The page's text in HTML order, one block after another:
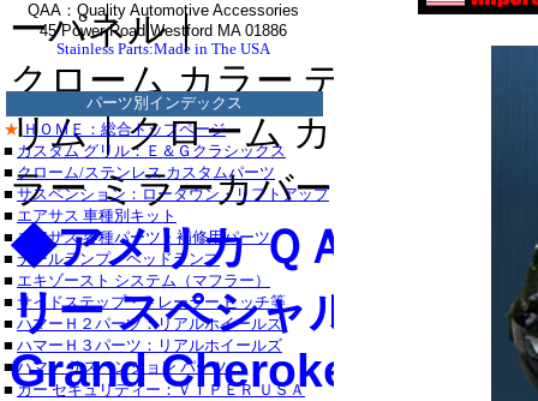
ダッジ_マグナ
シボレ
キャデラック_
キャデラック_
フォード
リンカーン_ナ
QAA：Quality Automotive Accessories
45 Power Road Westford MA 01886
Stainless Parts:Made in The USA
パーツ別インデックス
★ ＨＯＭＥ：総合トップページ
■ カスタム グリル：Ｅ＆Ｇクラシックス
■ クローム/ステンレス カスタムパーツ
■ サスペンション：ローダウン・リフトアップ
■ エアサス 車種別キット
■エアサス 各種パーツ・補修用パーツ
■ テールランプ・ヘッドランプ
■ エキゾースト システム（マフラー）
■ サイドステップ・トレーラー ヒッチ等
■ ハマーＨ２パーツ：リアルホイールズ
■ ハマーＨ３パーツ：リアルホイールズ
■ ハマー サスペンション パーツ
■ カー セキュリティー：ＶＩＰＥＲ ＵＳＡ
ーパネル｜
クローム カラー デッキ トリ
リム｜クローム カラー ライ
ラー ミラーカバー｜クロー
◆アメリカ ＱＡＡ-ＵＳ
リー スペシャル カスタ
Grand Cherokee